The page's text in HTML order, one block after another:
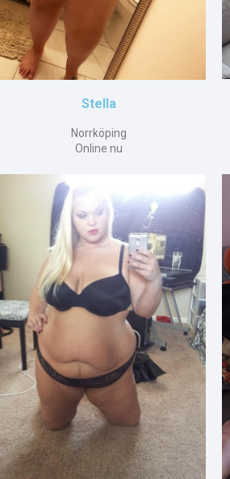
Stella
Norrköping
Online nu